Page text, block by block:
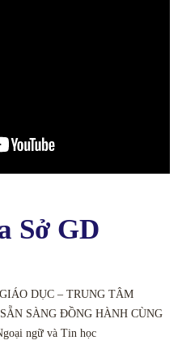
Sở GD
DỤC – TRUNG TÂM
SÀNG ĐỒNG HÀNH CÙNG
ngữ và Tin học